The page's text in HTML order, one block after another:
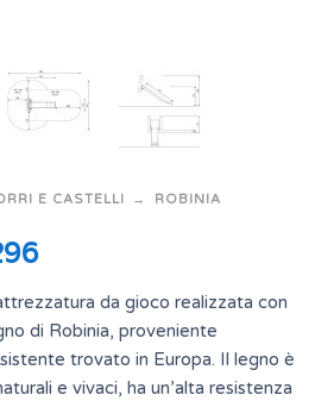
E CASTELLI ROBINIA
da gioco realizzata con
di Robinia, proveniente
trovato in Europa. Il legno è
e vivaci, ha un’alta resistenza